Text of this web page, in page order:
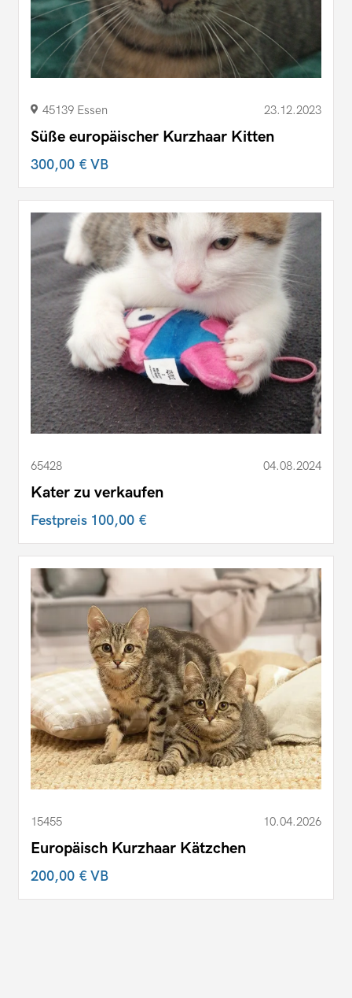
45139 Essen 23.12.2023
Süße europäischer Kurzhaar Kitten
300,00 €VB
65428 04.08.2024
Kater zu verkaufen
Festpreis 100,00 €
15455 10.04.2026
Europäisch Kurzhaar Kätzchen
200,00 €VB